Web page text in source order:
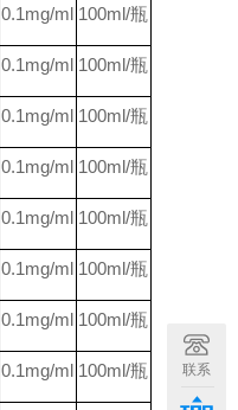
0.1mg/ml 100ml/瓶
0.1mg/ml 100ml/瓶
0.1mg/ml 100ml/瓶
0.1mg/ml 100ml/瓶
0.1mg/ml 100ml/瓶
0.1mg/ml 100ml/瓶
0.1mg/ml 100ml/瓶
0.1mg/ml 100ml/瓶 联系